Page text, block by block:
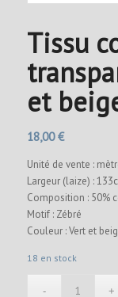
Tissu
et
18,00€
Unité de vente :
Largeur (laize) :
Composition : 50%
Motif : Zébré
Couleur : Vert et
18 en stock